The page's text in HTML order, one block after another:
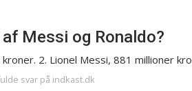
Messi og Ronaldo?
2. Lionel Messi, 881 millioner
svar på indkast.dk